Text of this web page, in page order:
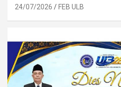
24/07/2026 FEB ULB